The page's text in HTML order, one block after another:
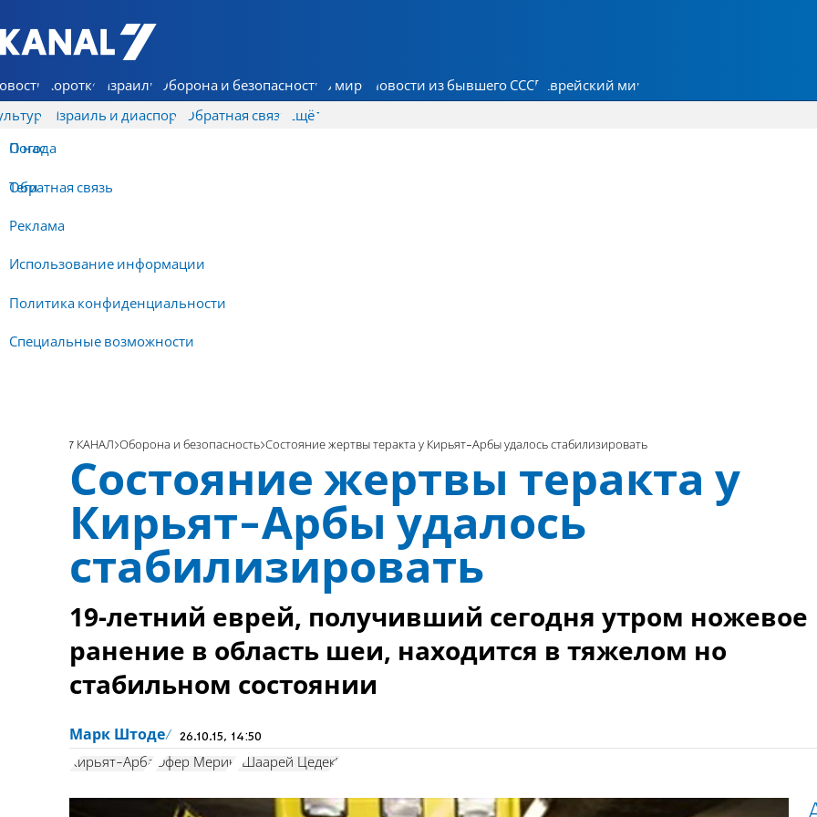
7 КАНАЛ - Аруц Шева
Коротко Израиль Оборона и безопасность В мире Новости из бывшего СССР Еврейский мир
Израиль и диаспора Обратная связь
О нас
Обратная связь
Реклама
Использование информации
Политика конфиденциальности
Специальные возможности
Ещё
Погода
Теги
7 КАНАЛ Оборона и безопасность Состояние жертвы теракта у Кирьят-Арбы удалось стабилизировать
Состояние жертвы теракта у
Кирьят-Арбы удалось
стабилизировать
19-летний еврей, получивший сегодня утром ножевое
ранение в область шеи, находится в тяжелом но
стабильном состоянии
Марк Штоде 26.10.15, 14:50
Кирьят-Арба Офер Мерин "Шаарей Цедек"